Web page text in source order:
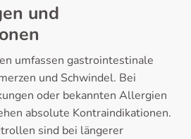
und
umfassen gastrointestinale
und Schwindel. Bei
oder bekannten Allergien
absolute Kontraindikationen.
sind bei längerer